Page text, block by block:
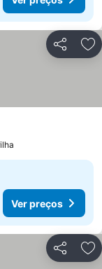
Partilhar
preços
Ver preços
Partilhar